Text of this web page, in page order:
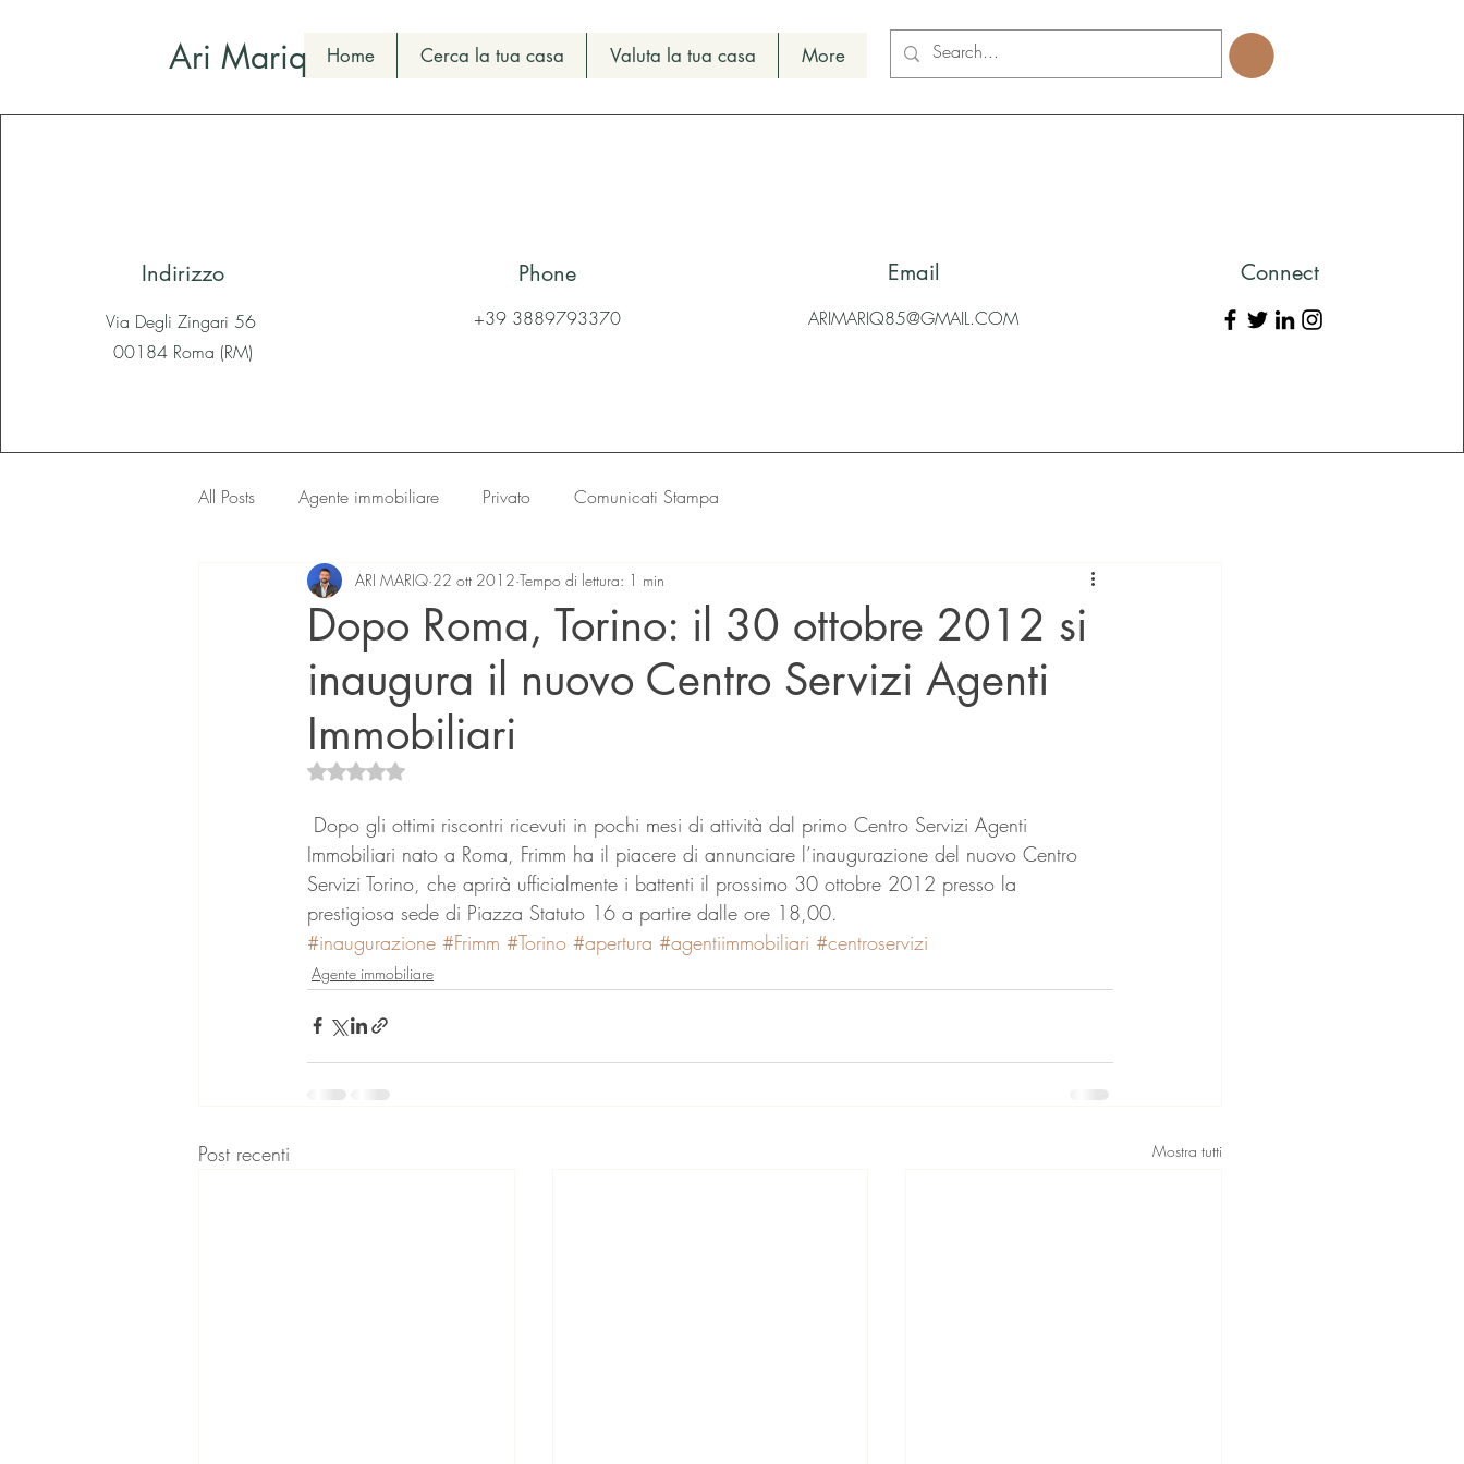
Ari Mariq Home Cerca la tua casa Valuta la tua casa More
Indirizzo
Via Degli Zingari 56
00184 Roma (RM)
Phone
+39 3889793370
Email
ARIMARIQ85@GMAIL.COM
Connect
All Posts Agente immobiliare Privato Comunicati Stampa
Dopo Roma, Torino: il 30 ottobre 2012 si
inaugura il nuovo Centro Servizi Agenti
Immobiliari
ARI MARIQ 22 ott 2012 Tempo di lettura: 1 min
Valutazione NaN stelle su 5.
Immobiliari nato a Roma, Frimm ha il piacere di annunciare l’inaugurazione del nuovo Centro
Servizi Torino, che aprirà ufficialmente i battenti il prossimo 30 ottobre 2012 presso la
prestigiosa sede di Piazza Statuto 16 a partire dalle ore 18,00.
#inaugurazione #Frimm #Torino #apertura #agentiimmobiliari #centroservizi
Agente immobiliare
Post recenti Mostra tutti